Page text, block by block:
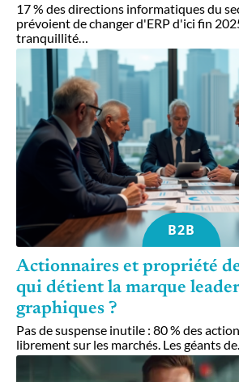
17 % des directions informatiques du
prévoient de changer d'ERP d'ici fin
tranquillité…
B2B
Actionnaires et propriété
qui détient la marque
graphiques ?
Pas de suspense inutile : 80 % des
librement sur les marchés. Les géants de